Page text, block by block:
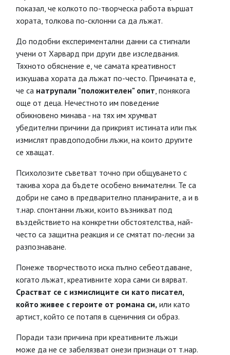
показал, че колкото по-творческа работа вършат
хората, толкова по-склонни са да лъжат.
До подобни експериментални данни са стигнали
учени от Харвард при други две изследвания.
Тяхното обяснение е, че самата креативност
изкушава хората да лъжат по-често. Причината е,
че са натрупали "положителен" опит, понякога
още от деца. Нечестното им поведение
обикновено минава - на тях им хрумват
убедителни причини да прикрият истината или пък
измислят правдоподобни лъжи, на които другите
се хващат.
Психолозите съветват точно при общуването с
такива хора да бъдете особено внимателни. Те са
добри не само в предварително планираните, а и в
т.нар. спонтанни лъжи, които възникват под
въздействието на конкретни обстоятелства, най-
често са защитна реакция и се смятат по-лесни за
разпознаване.
Понеже творчеството иска пълно себеотдаване,
когато лъжат, креативните хора сами си вярват.
Срастват се с измислиците си като писател,
който живее с героите от романа си, или като
артист, който се потапя в сценичния си образ.
Поради тази причина при креативните лъжци
може да не се забелязват онези признаци от т.нар.